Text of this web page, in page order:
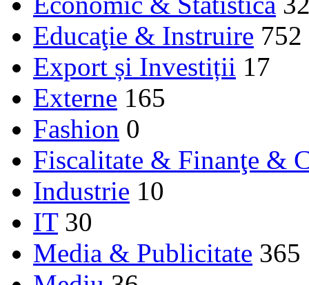
Educaţie & Instruire 752
Export și Investiții 17
Externe 165
Fashion 0
Fiscalitate & Finanţe &
Industrie 10
IT 30
Media & Publicitate 365